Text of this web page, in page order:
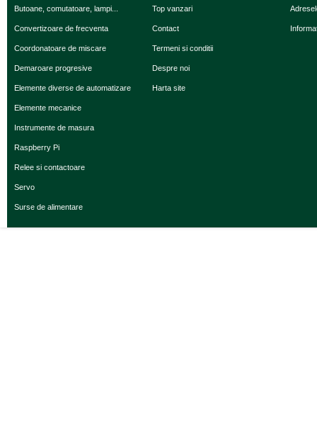
Butoane, comutatoare, lampi...
Convertizoare de frecventa
Coordonatoare de miscare
Demaroare progresive
Elemente diverse de automatizare
Elemente mecanice
Instrumente de masura
Raspberry Pi
Relee si contactoare
Servo
Surse de alimentare
Top vanzari
Contact
Termeni si conditii
Despre noi
Harta site